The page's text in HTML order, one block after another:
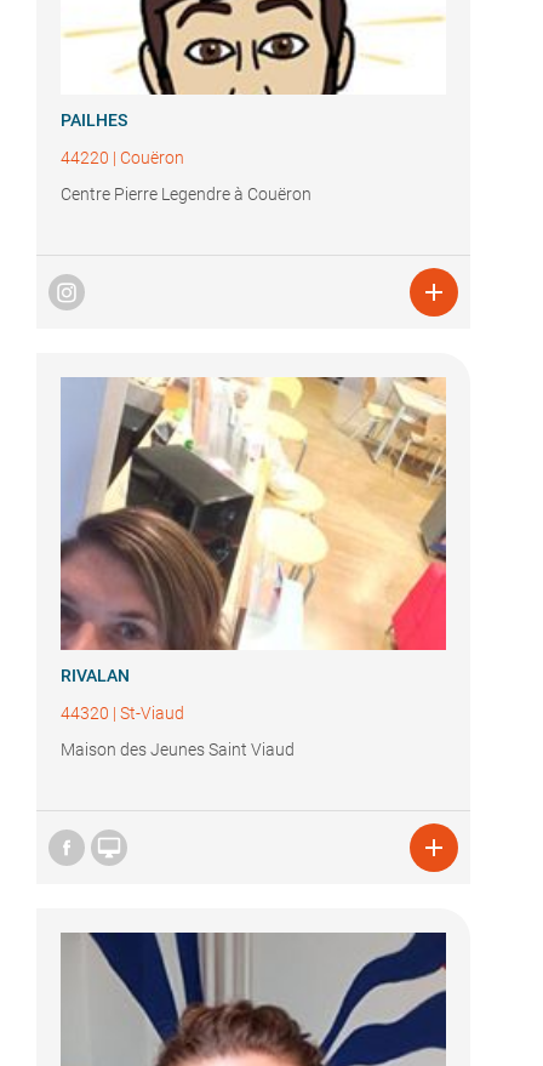
PAILHES
44220 | Couëron
Centre Pierre Legendre à Couëron

RIVALAN
44320 | St-Viaud
Maison des Jeunes Saint Viaud
 